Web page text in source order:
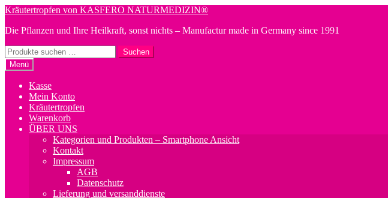
Zur
springen
Zum
springen
Kräutertropfen von KASFERO NATURMEDIZIN®
Die Pflanzen und Ihre Heilkraft, sonst nichts – Manufactur made in Germany since 1991
Suchen
nach:
Suchen
Menü
Kasse
Mein Konto
Kräutertropfen
Warenkorb
ÜBER UNS
Kategorien und Produkten – Smartphone Ansicht
Kontakt
Impressum
AGB
Datenschutz
Lieferung und versanddienste